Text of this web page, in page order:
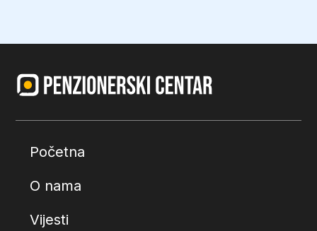
Početna
O nama
Vijesti